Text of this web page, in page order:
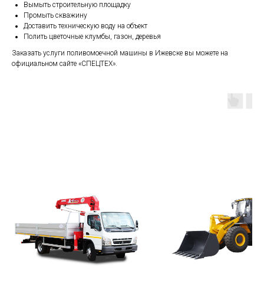
Вымыть строительную площадку
Промыть скважину
Доставить техническую воду на объект
Полить цветочные клумбы, газон, деревья
Заказать услуги поливомоечной машины в Ижевске вы можете на
официальном сайте «СПЕЦТЕХ».